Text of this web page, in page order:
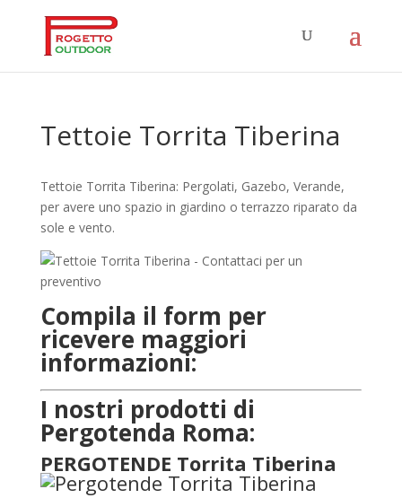
Tettoie Torrita Tiberina
Tettoie Torrita Tiberina: Pergolati, Gazebo, Verande,
per avere uno spazio in giardino o terrazzo riparato da
sole e vento.
Compila il form per
ricevere maggiori
informazioni:
I nostri prodotti di
Pergotenda Roma:
PERGOTENDE Torrita Tiberina